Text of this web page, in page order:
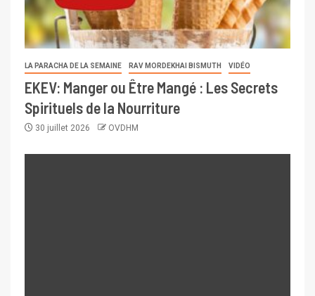
LA PARACHA DE LA SEMAINE RAV MORDEKHAI BISMUTH VIDÉO
EKEV: Manger ou Être Mangé : Les Secrets
Spirituels de la Nourriture
30 juillet 2026 OVDHM